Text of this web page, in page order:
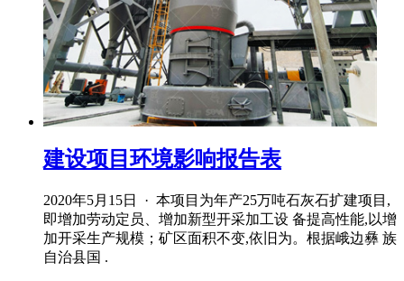
建设项目环境影响报告表
2020年5月15日 · 本项目为年产25万吨石灰石扩建项目,
即增加劳动定员、增加新型开采加工设 备提高性能,以增
加开采生产规模；矿区面积不变,依旧为。根据峨边彝 族
自治县国 .